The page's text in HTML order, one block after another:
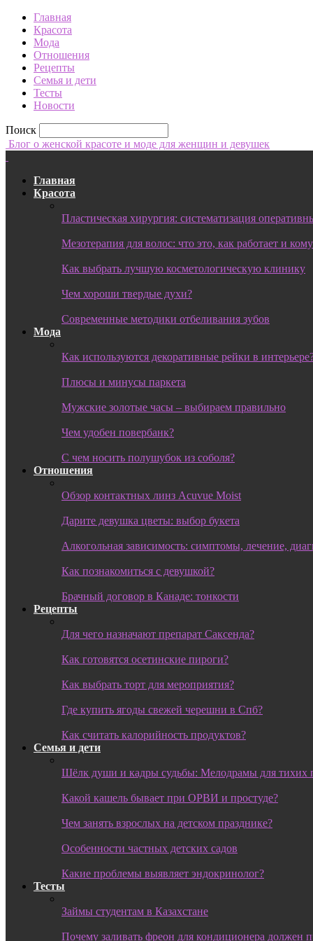
Главная
Красота
Мода
Отношения
Рецепты
Семья и дети
Тесты
Новости
Поиск
Блог о женской красоте и моде для женщин и девушек
Главная
Красота
Пластическая хирургия: систематизация
Мезотерапия для волос: что это, как работает и
Как выбрать лучшую косметологическую клинику
Чем хороши твердые духи?
Современные методики отбеливания зубов
Мода
Как используются декоративные рейки в
Плюсы и минусы паркета
Мужские золотые часы – выбираем правильно
Чем удобен повербанк?
С чем носить полушубок из соболя?
Отношения
Обзор контактных линз Acuvue Moist
Дарите девушка цветы: выбор букета
Алкогольная зависимость: симптомы, лечение,
Как познакомиться с девушкой?
Брачный договор в Канаде: тонкости
Рецепты
Для чего назначают препарат Саксенда?
Как готовятся осетинские пироги?
Как выбрать торт для мероприятия?
Где купить ягоды свежей черешни в Спб?
Как считать калорийность продуктов?
Семья и дети
Шёлк души и кадры судьбы: Мелодрамы для тихих
Какой кашель бывает при ОРВИ и простуде?
Чем занять взрослых на детском празднике?
Особенности частных детских садов
Какие проблемы выявляет эндокринолог?
Тесты
Займы студентам в Казахстане
Почему заливать фреон для кондиционера должен